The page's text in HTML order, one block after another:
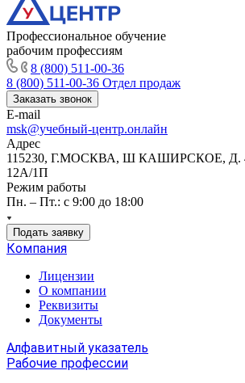
Профессиональное обучение
рабочим профессиям
8 (800) 511-00-36
8 (800) 511-00-36 Отдел продаж
Заказать звонок
E-mail
msk@учебный-центр.онлайн
Адрес
115230, Г.МОСКВА, Ш КАШИРСКОЕ,
12А/1П
Режим работы
Пн. – Пт.: с 9:00 до 18:00
Подать заявку
Компания
Лицензии
О компании
Реквизиты
Документы
Алфавитный указатель
Рабочие профессии